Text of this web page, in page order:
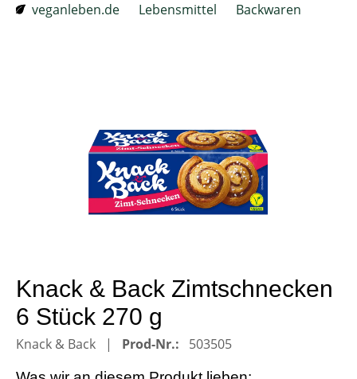
veganleben.de
Lebensmittel Backwaren
Knack & Back Zimtschnecken
6 Stück 270 g
Knack & Back Prod-Nr.: 503505